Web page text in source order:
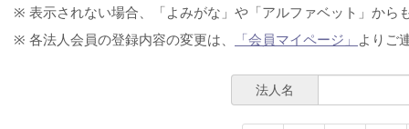
※ 表示されない場合、「よみがな」や「アルファベット」から
※ 各法人会員の登録内容の変更は、
「会員マイページ」 よりご
法人名